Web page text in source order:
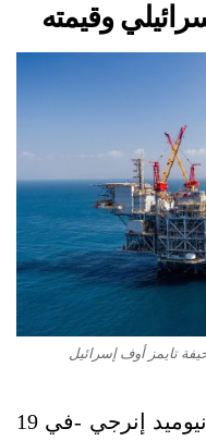
وقيمته
تايمز أوف إسرائيل
في هذا الصدد، قدّمت شركة نيوميد إنرجي -في 19